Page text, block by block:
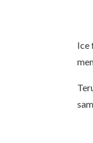
Ice